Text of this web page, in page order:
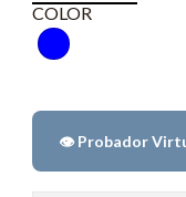
COLOR
👁️ Probador